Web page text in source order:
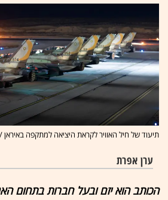
תיעוד של חיל האוויר לקראת היציאה למתקפה באיראן
ערן אפרת
הכותב הוא יזם ובעל חברות בתחום